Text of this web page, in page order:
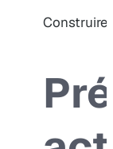
Construire